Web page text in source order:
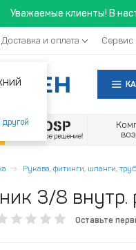
Уважаемые клиенты! В
другой
Доставка и оплата Сервис
Рукава, фитинги, шланги,
3/8 внутр.
Оставьте